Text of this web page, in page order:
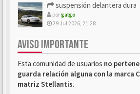
suspensión delantera dura
porgalgo
29 Jul 2026, 21:28
AVISO IMPORTANTE
Esta comunidad de usuarios no
guarda relación alguna con la marca
matriz Stellantis.